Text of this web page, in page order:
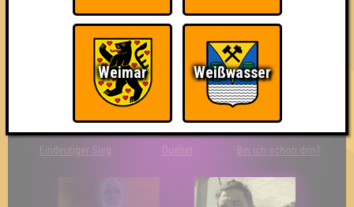
Eindeutiger Sieg Duelist Bin ich schon drin?
Weimar Weißwasser